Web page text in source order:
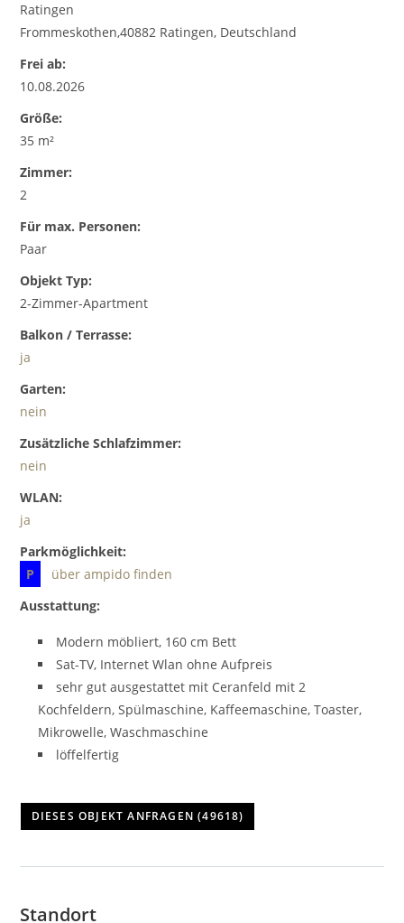
Ratingen
Frommeskothen,40882 Ratingen, Deutschland
Frei ab:
10.08.2026
Größe:
35 m²
Zimmer:
2
Für max. Personen:
Paar
Objekt Typ:
2-Zimmer-Apartment
Balkon / Terrasse:
ja
Garten:
nein
Zusätzliche Schlafzimmer:
nein
WLAN:
ja
Parkmöglichkeit:
P
über ampido finden
Ausstattung:
Modern möbliert, 160 cm Bett
Sat-TV, Internet Wlan ohne Aufpreis
sehr gut ausgestattet mit Ceranfeld mit 2
Kochfeldern, Spülmaschine, Kaffeemaschine, Toaster,
Mikrowelle, Waschmaschine
löffelfertig
Standort